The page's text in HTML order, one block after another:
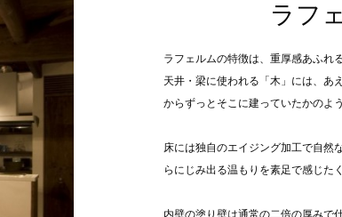
ラフ
ラフェルムの特徴は、重厚感あふれ
天井・梁に使われる「木」には、あ
からずっとそこに建っていたかのよ
床には独自のエイジング加工で自然
らにじみ出る温もりを素足で感じた